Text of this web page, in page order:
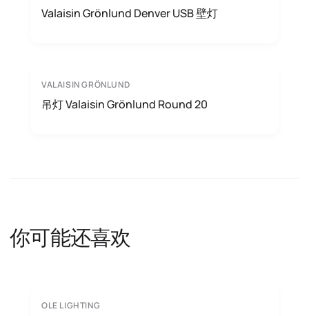
Valaisin Grönlund Denver USB 壁灯
VALAISIN GRÖNLUND
吊灯 Valaisin Grönlund Round 20
你可能还喜欢
OLE LIGHTING